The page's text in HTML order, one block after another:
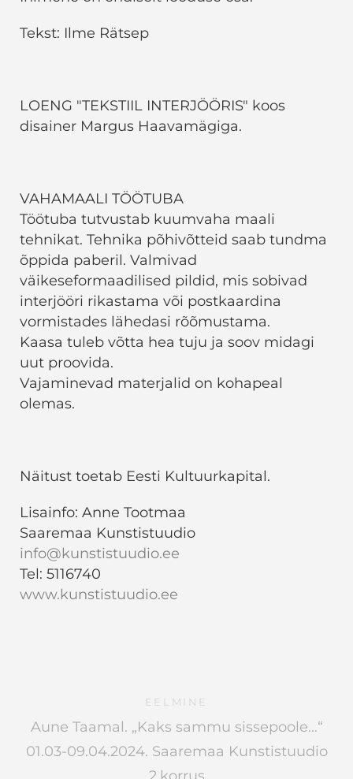
Tekst: Ilme Rätsep
LOENG "TEKSTIIL INTERJÖÖRIS" koos
disainer Margus Haavamägiga.
VAHAMAALI TÖÖTUBA
Töötuba tutvustab kuumvaha maali
tehnikat. Tehnika põhivõtteid saab tundma
õppida paberil. Valmivad
väikeseformaadilised pildid, mis sobivad
interjööri rikastama või postkaardina
vormistades lähedasi rõõmustama.
Kaasa tuleb võtta hea tuju ja soov midagi
uut proovida.
Vajaminevad materjalid on kohapeal
olemas.
Näitust toetab Eesti Kultuurkapital.
Lisainfo: Anne Tootmaa
Saaremaa Kunstistuudio
info@kunstistuudio.ee
Tel: 5116740
www.kunstistuudio.ee
EELMINE
Aune Taamal. „Kaks sammu sissepoole...“
01.03-09.04.2024. Saaremaa Kunstistuudio